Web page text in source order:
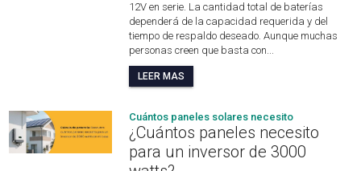
12V en serie. La cantidad total de baterías
dependerá de la capacidad requerida y del
tiempo de respaldo deseado. Aunque muchas
personas creen que basta con...
LEER MAS
Cuántos paneles solares necesito
¿Cuántos paneles necesito
para un inversor de 3000